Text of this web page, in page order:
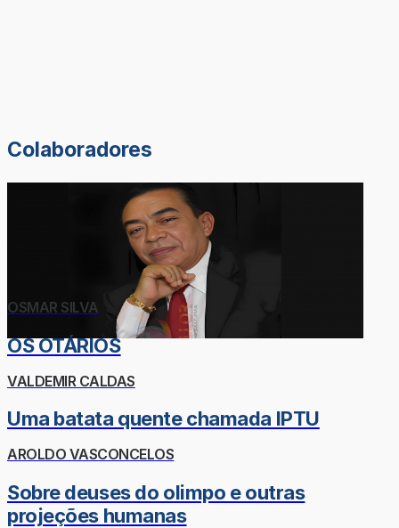
Colaboradores
OSMAR SILVA
OS OTÁRIOS
VALDEMIR CALDAS
Uma batata quente chamada IPTU
AROLDO VASCONCELOS
Sobre deuses do olimpo e outras
projeções humanas